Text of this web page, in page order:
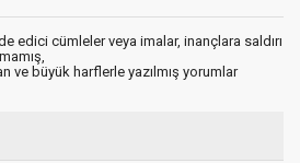
edici cümleler veya imalar, inançlara saldırı
ve büyük harflerle yazılmış yorumlar